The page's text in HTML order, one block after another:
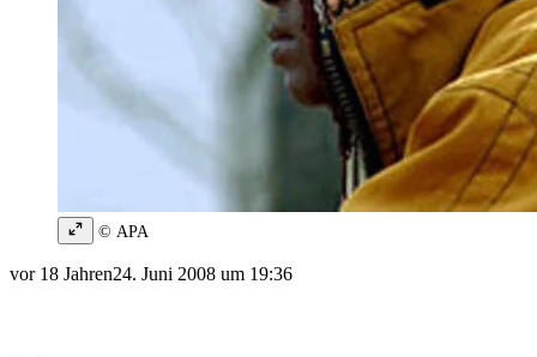
© APA
vor 18 Jahren24. Juni 2008 um 19:36